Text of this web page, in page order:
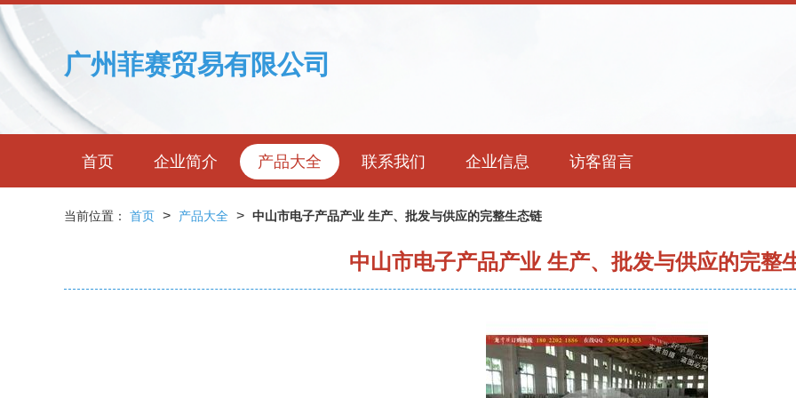
广州菲赛贸易有限公司
首页 企业简介 产品大全 联系我们 企业信息 访客留言
当前位置： 首页 > 产品大全 > 中山市电子产品产业 生产、批发与供应的完整生态链
中山市电子产品产业 生产、批发与供应的完整